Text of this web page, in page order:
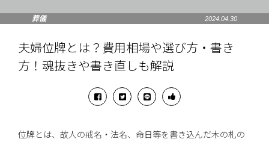
葬儀 2024.04.30
夫婦位牌とは？費用相場や選び方・書き
方！魂抜きや書き直しも解説
位牌とは、故人の戒名・法名、命日等を書き込んだ木の札の